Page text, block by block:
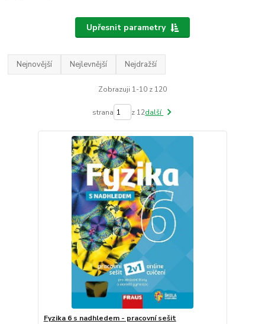
Upřesnit parametry
Nejnovější Nejlevnější Nejdražší
Zobrazuji 1-10 z 120
strana z 12další
Fyzika 6 s nadhledem - pracovní sešit